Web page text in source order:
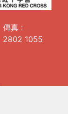
傳真 :
2802 1055